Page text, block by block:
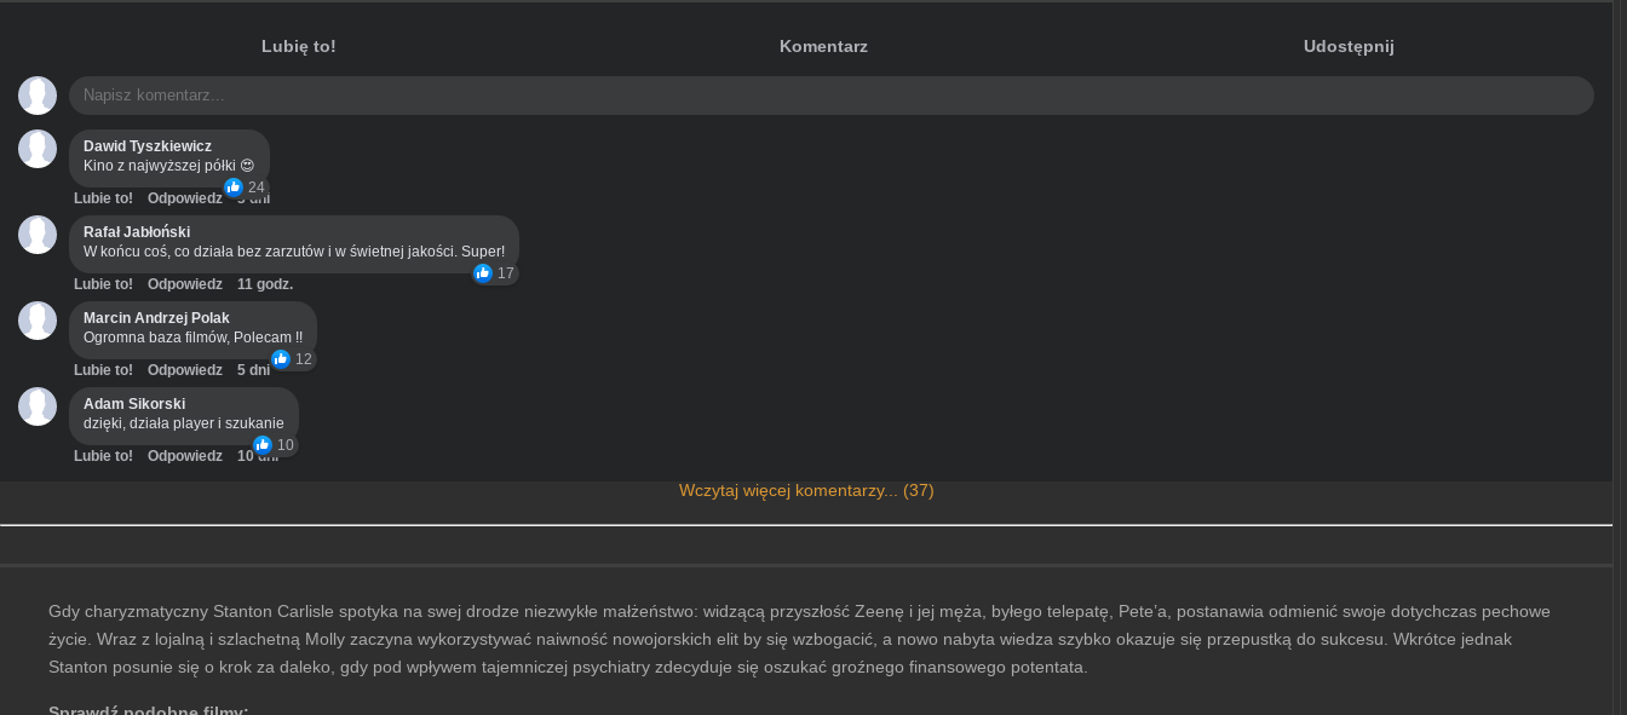
Lubię to! Komentarz Udostępnij
Dawid Tyszkiewicz
Kino z najwyższej półki 😍
24
Lubie to! Odpowiedz
3 dni
Rafał Jabłoński
W końcu coś, co działa bez zarzutów i w świetnej jakości. Super!
17
Lubie to! Odpowiedz
11 godz.
Marcin Andrzej Polak
Ogromna baza filmów, Polecam !!
12
Lubie to! Odpowiedz
5 dni
Adam Sikorski
dzięki, działa player i szukanie
10
Lubie to! Odpowiedz 10 dni
Wczytaj więcej komentarzy... (37)
Gdy charyzmatyczny Stanton Carlisle spotyka na swej drodze niezwykłe małżeństwo: widzącą przyszłość Zeenę i jej męża, byłego telepatę, Pete’a, postanawia odmienić swoje dotychczas pechowe
życie. Wraz z lojalną i szlachetną Molly zaczyna wykorzystywać naiwność nowojorskich elit by się wzbogacić, a nowo nabyta wiedza szybko okazuje się przepustką do sukcesu. Wkrótce jednak
Stanton posunie się o krok za daleko, gdy pod wpływem tajemniczej psychiatry zdecyduje się oszukać groźnego finansowego potentata.